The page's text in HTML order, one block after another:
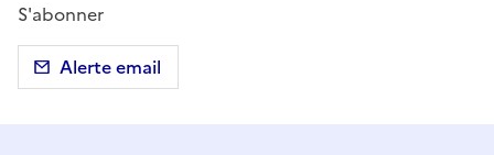
S'abonner
Alerte email